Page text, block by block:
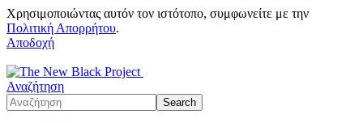
Χρησιμοποιώντας αυτόν τον ιστότοπο, συμφωνείτε με την
Πολιτική Απορρήτου.
Αποδοχή
Αναζήτηση